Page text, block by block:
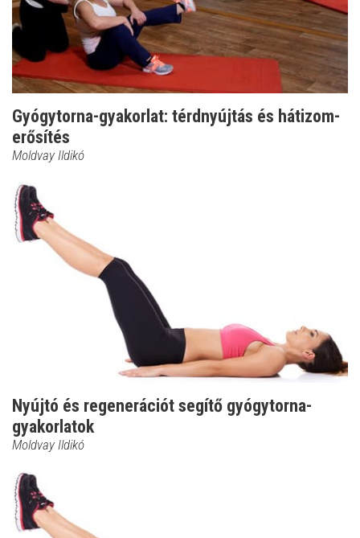
Gyógytorna-gyakorlat: térdnyújtás és hátizom-
erősítés
Moldvay Ildikó
Nyújtó és regenerációt segítő gyógytorna-
gyakorlatok
Moldvay Ildikó